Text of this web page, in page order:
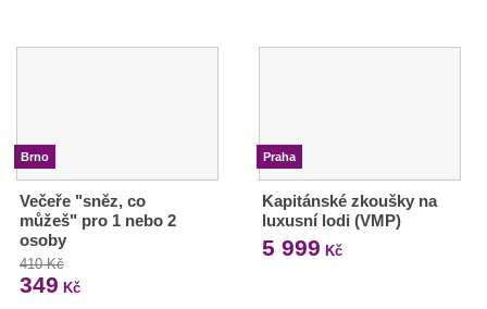
Brno
Večeře "sněz, co
můžeš" pro 1 nebo 2
osoby
410 Kč
349 Kč
Praha
Kapitánské zkoušky na
luxusní lodi (VMP)
5 999 Kč